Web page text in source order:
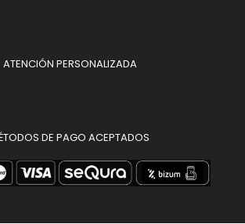
ATENCIÓN PERSONALIZADA
DE PAGO ACEPTADOS